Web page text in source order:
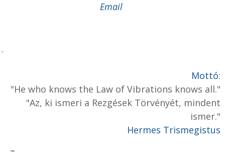
Email
.
Mottó:
"He who knows the Law of Vibrations knows all."
"Az, ki ismeri a Rezgések Törvényét, mindent
ismer."
Hermes Trismegistus
~